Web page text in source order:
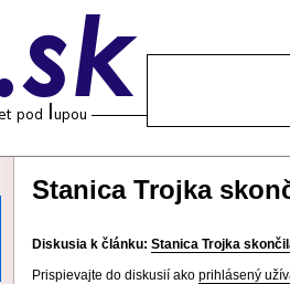
Stanica Trojka
Diskusia k článku: Stanica Trojka
Prispievajte do diskusií ako prihlásený